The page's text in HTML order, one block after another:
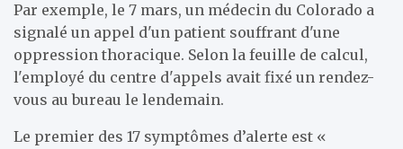
Par exemple, le 7 mars, un médecin du Colorado a
signalé un appel d'un patient souffrant d'une
oppression thoracique. Selon la feuille de calcul,
l'employé du centre d'appels avait fixé un rendez-
vous au bureau le lendemain.
Le premier des 17 symptômes d’alerte est «